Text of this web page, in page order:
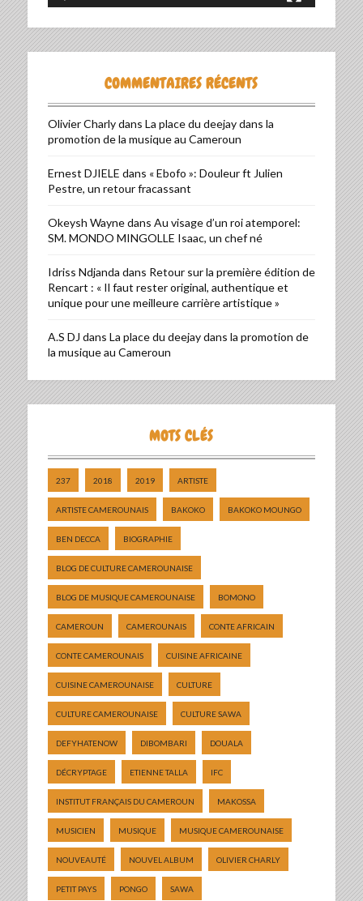
COMMENTAIRES RÉCENTS
Olivier Charlydans La place du deejay dans la
promotion de la musique au Cameroun
Ernest DJIELE dans « Ebofo »: Douleur ft Julien
Pestre, un retour fracassant
Okeysh Waynedans Au visage d’un roi atemporel:
SM. MONDO MINGOLLE Isaac, un chef né
Idriss Ndjanda dans Retour sur la première édition de
Rencart : « Il faut rester original, authentique et
unique pour une meilleure carrière artistique »
A.S DJ dans La place du deejay dans la promotion de
la musique au Cameroun
MOTS CLÉS
237 2018 2019 ARTISTE
ARTISTE CAMEROUNAIS BAKOKO BAKOKO MOUNGO
BEN DECCA BIOGRAPHIE
BLOG DE CULTURE CAMEROUNAISE
BLOG DE MUSIQUE CAMEROUNAISE BOMONO
CAMEROUN CAMEROUNAIS CONTE AFRICAIN
CONTE CAMEROUNAIS CUISINE AFRICAINE
CUISINE CAMEROUNAISE CULTURE
CULTURE CAMEROUNAISE CULTURE SAWA
DEFYHATENOW DIBOMBARI DOUALA
DÉCRYPTAGE ETIENNE TALLA IFC
INSTITUT FRANÇAIS DU CAMEROUN MAKOSSA
MUSICIEN MUSIQUE MUSIQUE CAMEROUNAISE
NOUVEAUTÉ NOUVEL ALBUM OLIVIER CHARLY
PETIT PAYS PONGO SAWA